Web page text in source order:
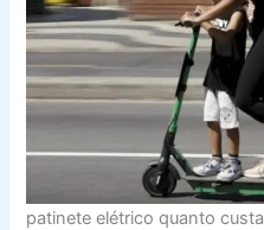
patinete elétrico quanto custa